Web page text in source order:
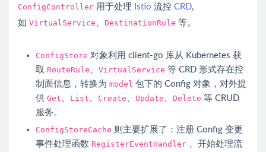
ConfigController 用于处理 Istio 流控 CRD,
如 VirtualService DestinationRule 等。
ConfigStore 对象利用 client-go 库从 Kubernetes 获
取 RouteRule VirtualService 等 CRD 形式存在控
制面信息，转换为 model 包下的 Config 对象，对外提
供 Get List Create Update Delete 等 CRUD
服务。
ConfigStoreCache 则主要扩展了：注册 Config 变更
事件处理函数 RegisterEventHandler 、开始处理流